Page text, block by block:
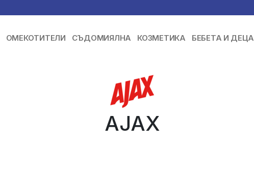
ОМЕКОТИТЕЛИ СЪДОМИЯЛНА КОЗМЕТИКА БЕБЕТА И ДЕЦА
AJAX